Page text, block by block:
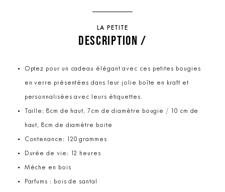
LA PETITE
DESCRIPTION /
Optez pour un cadeau élégant avec ces petites bougies
en verre présentées dans leur jolie boîte en kraft et
personnalisées avec leurs étiquettes.
Taille: 8cm de haut, 7cm de diamètre bougie / 10 cm de
haut, 8cm de diamètre boite
Contenance: 120 grammes
Durée de vie: 12 heures
Mèche en bois
Parfums : bois de santal